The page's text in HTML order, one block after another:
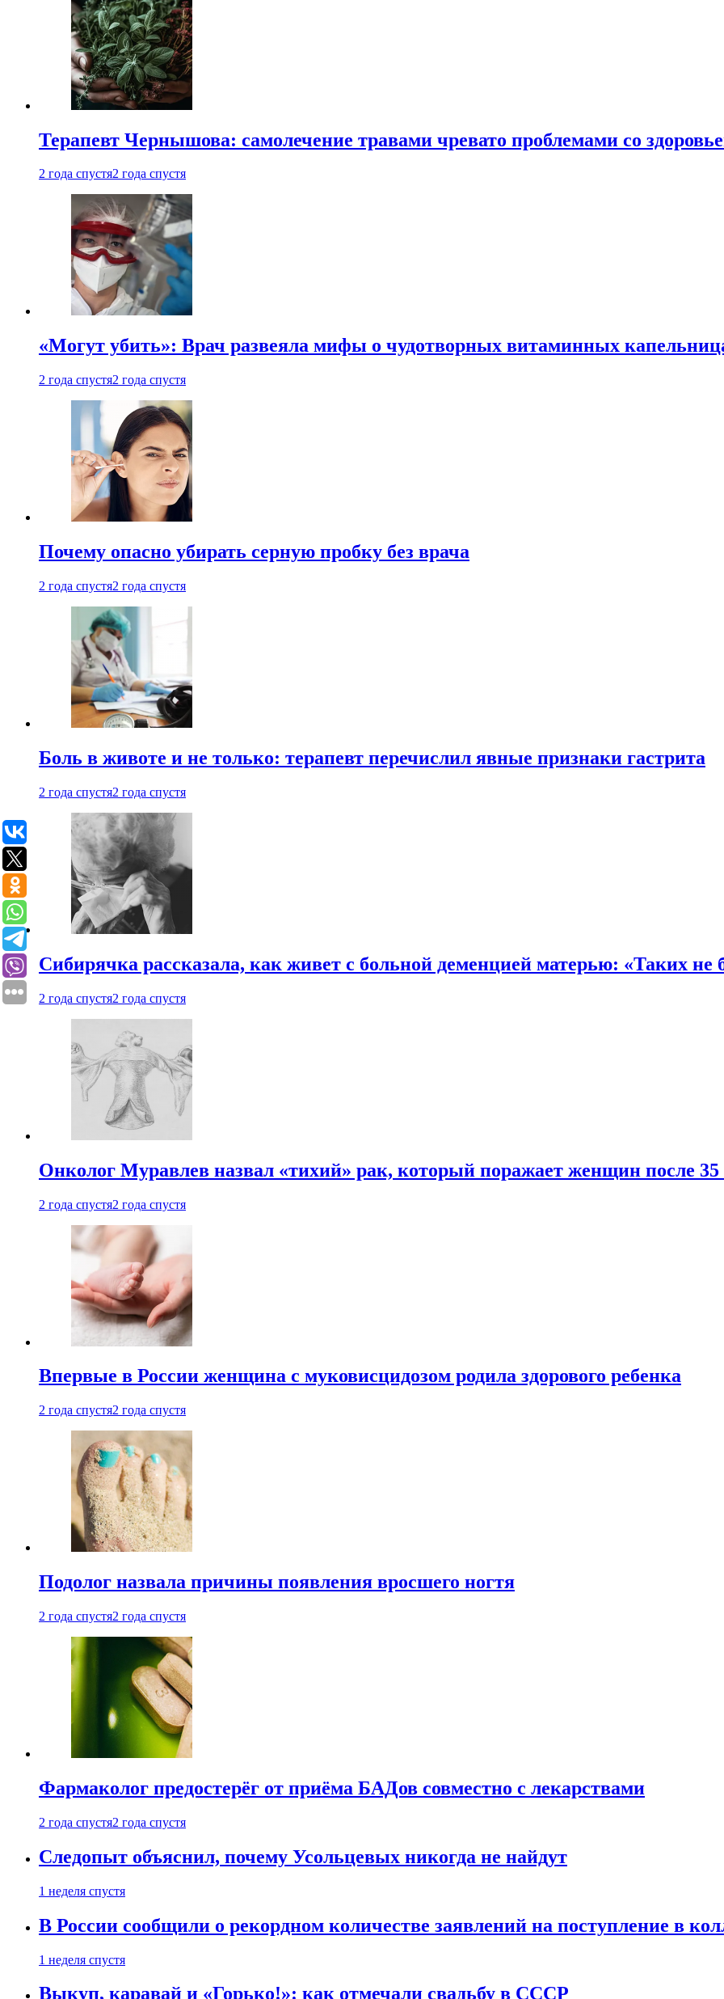
Терапевт Чернышова: самолечение травами чревато проблемами со
2 года спустя2 года спустя
«Могут убить»: Врач развеяла мифы о чудотворных витаминных
2 года спустя2 года спустя
Почему опасно убирать серную пробку без врача
2 года спустя2 года спустя
Боль в животе и не только: терапевт перечислил явные признаки гастрита
2 года спустя2 года спустя
Сибирячка рассказала, как живет с больной деменцией матерью: «Таких не
2 года спустя2 года спустя
Онколог Муравлев назвал «тихий» рак, который поражает женщин после 35
2 года спустя2 года спустя
Впервые в России женщина с муковисцидозом родила здорового ребенка
2 года спустя2 года спустя
Подолог назвала причины появления вросшего ногтя
2 года спустя2 года спустя
Фармаколог предостерёг от приёма БАДов совместно с лекарствами
2 года спустя2 года спустя
Следопыт объяснил, почему Усольцевых никогда не найдут
1 неделя спустя
В России сообщили о рекордном количестве заявлений на поступление в
1 неделя спустя
Выкуп, каравай и «Горько!»: как отмечали свадьбу в СССР